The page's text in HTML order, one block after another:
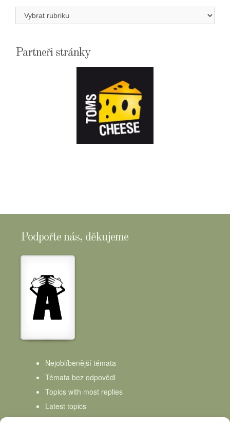
Rubriky
Partneři stránky
Podpořte nás, děkujeme
Nejoblíbenější témata
Témata bez odpovědi
Topics with most replies
Latest topics
Topics Freshness